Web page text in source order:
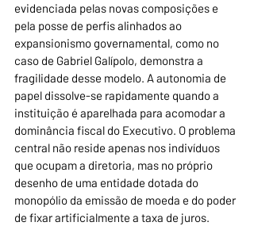
evidenciada pelas novas composições e
pela posse de perfis alinhados ao
expansionismo governamental, como no
caso de Gabriel Galípolo, demonstra a
fragilidade desse modelo. A autonomia de
papel dissolve-se rapidamente quando a
instituição é aparelhada para acomodar a
dominância fiscal do Executivo. O problema
central não reside apenas nos indivíduos
que ocupam a diretoria, mas no próprio
desenho de uma entidade dotada do
monopólio da emissão de moeda e do poder
de fixar artificialmente a taxa de juros.